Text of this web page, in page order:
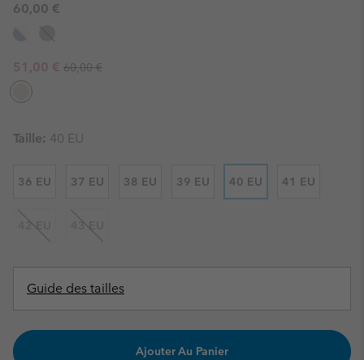
60,00 €
Sale price:
51,00 € Regular price:
60,00 €
Taille: 40 EU
36 EU 37 EU 38 EU 39 EU 40 EU 41 EU
42 EU 43 EU
Guide des tailles
Ajouter Au Panier